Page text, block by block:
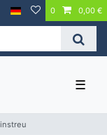
0 0,00 €
☰